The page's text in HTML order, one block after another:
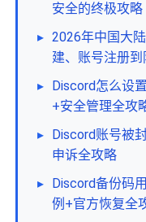
安全的终极攻略
▸ 2026年中国大
建、账号注册
▸ Discord怎么设
+安全管理全攻
▸ Discord账号被
申诉全攻略
▸ Discord备份码
例+官方恢复全